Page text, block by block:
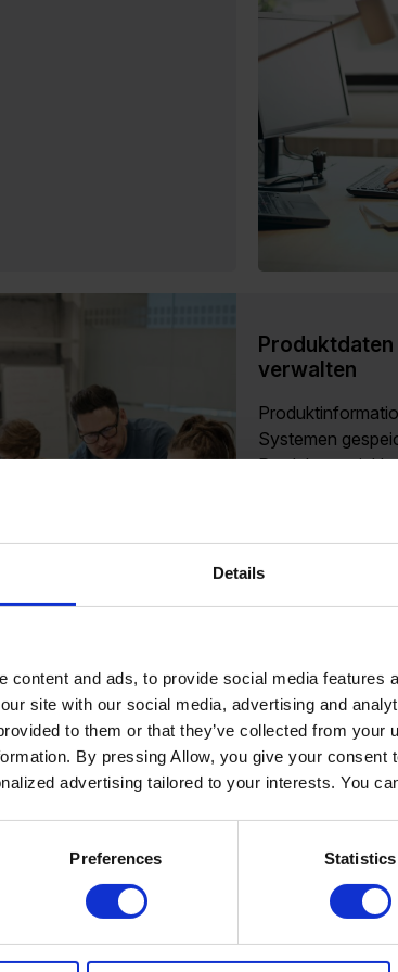
Details
content and ads, to provide social media features
site with our social media, advertising and
to them or that they’ve collected from
By pressing Allow, you give your consent
advertising tailored to your interests. You
Preferences Statistics
Produktdaten
verwalten
Systemen
Mehr lesen
eines PIM-
schnelllebigen
Welt kann es ganz schön
im Griff zu behalten. Ob